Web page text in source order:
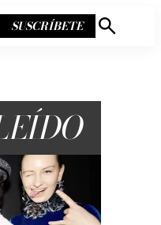
SUSCRÍBETE
Mostrar